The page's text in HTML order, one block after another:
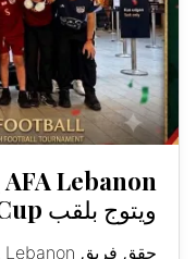
ويتوج بلقب Dana Cup العالمية